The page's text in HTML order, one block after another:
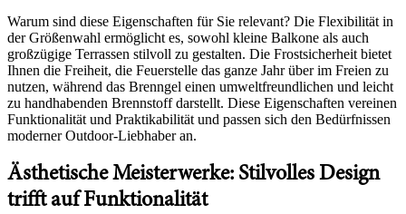
Warum sind diese Eigenschaften für Sie relevant? Die Flexibilität in
der Größenwahl ermöglicht es, sowohl kleine Balkone als auch
großzügige Terrassen stilvoll zu gestalten. Die Frostsicherheit bietet
Ihnen die Freiheit, die Feuerstelle das ganze Jahr über im Freien zu
nutzen, während das Brenngel einen umweltfreundlichen und leicht
zu handhabenden Brennstoff darstellt. Diese Eigenschaften vereinen
Funktionalität und Praktikabilität und passen sich den Bedürfnissen
moderner Outdoor-Liebhaber an.
Ästhetische Meisterwerke: Stilvolles Design
trifft auf Funktionalität